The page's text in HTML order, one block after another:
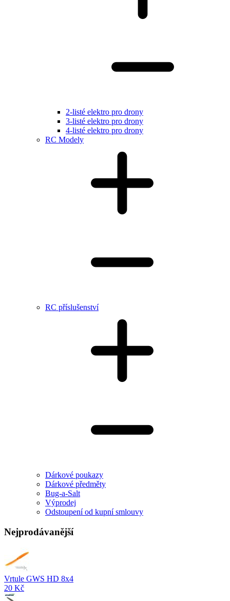
2-listé elektro pro drony
3-listé elektro pro drony
4-listé elektro pro drony
RC Modely
RC příslušenství
Dárkové poukazy
Dárkové předměty
Bug-a-Salt
Výprodej
Odstoupení od kupní smlouvy
Nejprodávanější
Vrtule GWS HD 8x4
20 Kč